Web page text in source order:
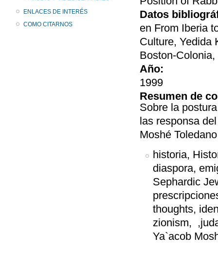
ENLACES DE INTERÉS
COMO CITARNOS
Datos
en From Iberia
Culture, Yedida
Boston-
Año:
1999
Resumen de
Sobre la
las responsa
Moshé
historia,
diaspora,
Sephardic
thoughts,
zionism,
Ya`acob